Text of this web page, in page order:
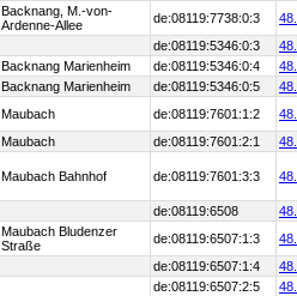
Backnang, M.-von-
Ardenne-Allee
de:08119:7738:0:3
de:08119:5346:0:3
Backnang Marienheim
de:08119:5346:0:4
Backnang Marienheim
de:08119:5346:0:5
Maubach de:08119:7601:1:2
Maubach
de:08119:7601:2:1
Maubach Bahnhof de:08119:7601:3:3
de:08119:6508
Maubach Bludenzer
Straße
de:08119:6507:1:3
de:08119:6507:1:4
de:08119:6507:2:5